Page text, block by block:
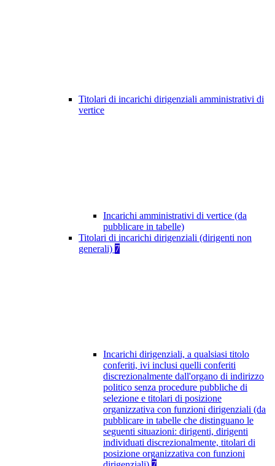
Titolari di incarichi dirigenziali amministrativi di
vertice
Incarichi amministrativi di vertice (da
pubblicare in tabelle)
Titolari di incarichi dirigenziali (dirigenti non
generali) 7
Incarichi dirigenziali, a qualsiasi titolo
conferiti, ivi inclusi quelli conferiti
discrezionalmente dall'organo di indirizzo
politico senza procedure pubbliche di
selezione e titolari di posizione
organizzativa con funzioni dirigenziali (da
pubblicare in tabelle che distinguano le
seguenti situazioni: dirigenti, dirigenti
individuati discrezionalmente, titolari di
posizione organizzativa con funzioni